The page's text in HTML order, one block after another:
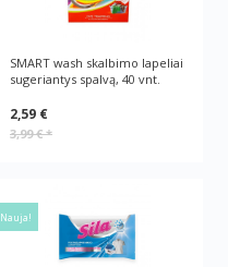
SMART wash skalbimo lapeliai
sugeriantys spalvą, 40 vnt.
2,59 €
3,99 €*
Nauja!